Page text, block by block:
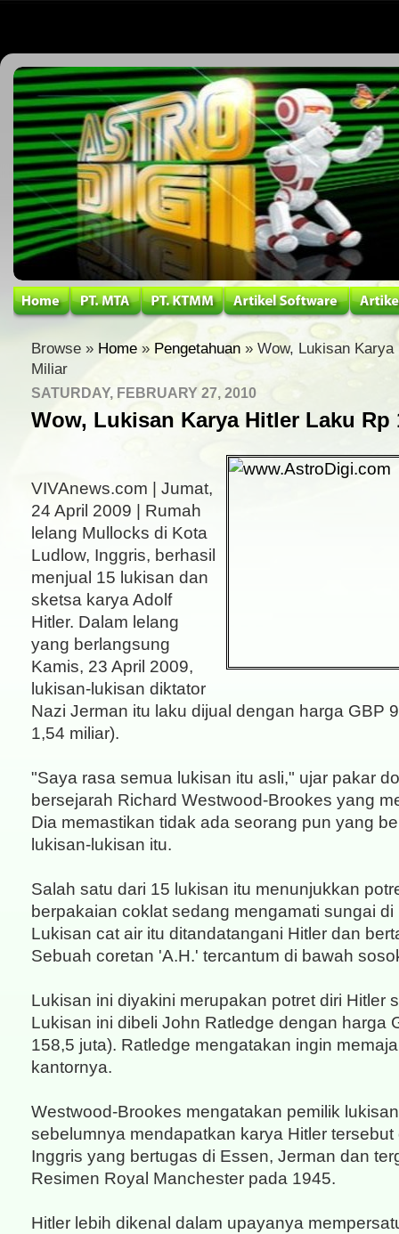
Browse » Home » Pengetahuan » Wow, Lukisan
Miliar
SATURDAY, FEBRUARY 27, 2010
Wow, Lukisan Karya Hitler Laku Rp
VIVAnews.com | Jumat,
24 April 2009 | Rumah
lelang Mullocks di Kota
Ludlow, Inggris, berhasil
menjual 15 lukisan dan
sketsa karya Adolf
Hitler. Dalam lelang
yang berlangsung
Kamis, 23 April 2009,
lukisan-lukisan diktator
Nazi Jerman itu laku dijual dengan harga GBP
1,54 miliar).
"Saya rasa semua lukisan itu asli," ujar pakar
bersejarah Richard Westwood-Brookes yang
Dia memastikan tidak ada seorang pun yang
lukisan-lukisan itu.
Salah satu dari 15 lukisan itu menunjukkan
berpakaian coklat sedang mengamati sungai
Lukisan cat air itu ditandatangani Hitler dan
Sebuah coretan 'A.H.' tercantum di bawah
Lukisan ini diyakini merupakan potret diri Hitler
Lukisan ini dibeli John Ratledge dengan harga
158,5 juta). Ratledge mengatakan ingin
kantornya.
Westwood-Brookes mengatakan pemilik
sebelumnya mendapatkan karya Hitler tersebut
Inggris yang bertugas di Essen, Jerman dan
Resimen Royal Manchester pada 1945.
Hitler lebih dikenal dalam upayanya